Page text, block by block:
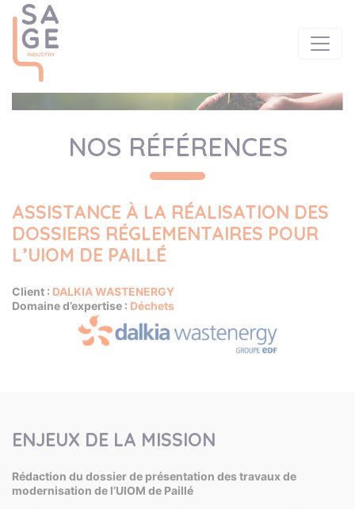
NOS RÉFÉRENCES
ASSISTANCE À LA RÉALISATION DES
DOSSIERS RÉGLEMENTAIRES POUR
L’UIOM DE PAILLÉ
Client : DALKIA WASTENERGY
Domaine d’expertise : Déchets
ENJEUX DE LA MISSION
Rédaction du dossier de présentation des travaux de
modernisation de l’UIOM de Paillé